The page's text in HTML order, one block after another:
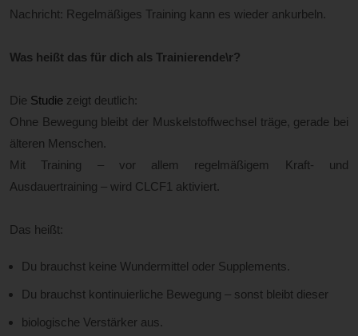
Nachricht: Regelmäßiges Training kann es wieder ankurbeln.
Was heißt das für dich als Trainierende\r?
Die Studie zeigt deutlich:
Ohne Bewegung bleibt der Muskelstoffwechsel träge, gerade bei
älteren Menschen.
Mit Training – vor allem regelmäßigem Kraft- und
Ausdauertraining – wird CLCF1 aktiviert.
Das heißt:
Du brauchst keine Wundermittel oder Supplements.
Du brauchst kontinuierliche Bewegung – sonst bleibt dieser
biologische Verstärker aus.